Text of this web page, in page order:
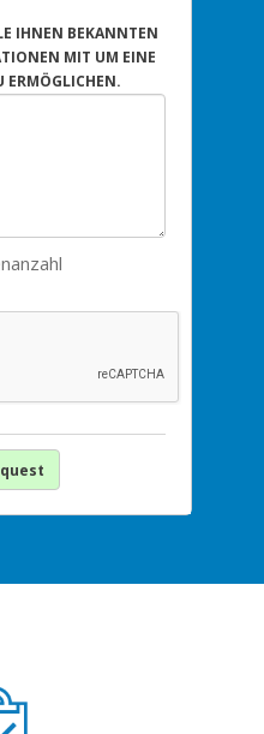
IHNEN BEKANNTEN
MIT UM EINE
ERMÖGLICHEN.